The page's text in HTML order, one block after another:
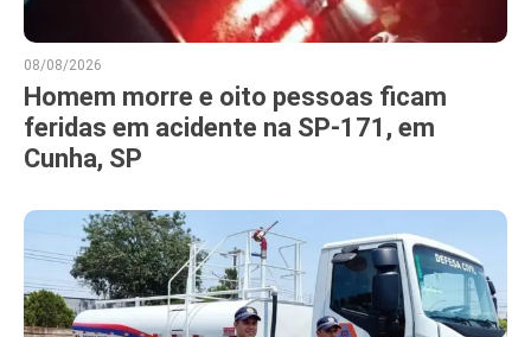
08/08/2026
Homem morre e oito pessoas ficam
feridas em acidente na SP-171, em
Cunha, SP